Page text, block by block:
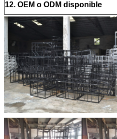
12. OEM o ODM disponible